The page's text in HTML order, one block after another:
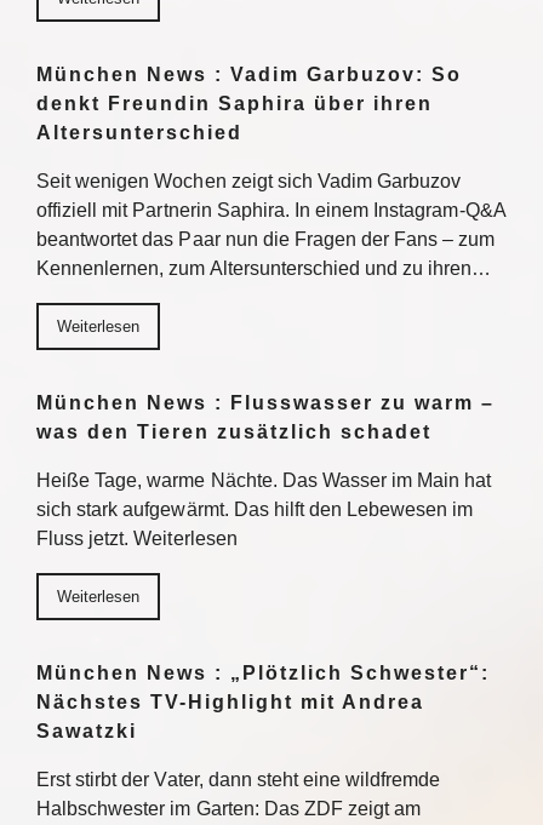
München News : Vadim Garbuzov: So
denkt Freundin Saphira über ihren
Altersunterschied
Seit wenigen Wochen zeigt sich Vadim Garbuzov
offiziell mit Partnerin Saphira. In einem Instagram-Q&A
beantwortet das Paar nun die Fragen der Fans – zum
Kennenlernen, zum Altersunterschied und zu ihren…
Weiterlesen
München News : Flusswasser zu warm –
was den Tieren zusätzlich schadet
Heiße Tage, warme Nächte. Das Wasser im Main hat
sich stark aufgewärmt. Das hilft den Lebewesen im
Fluss jetzt. Weiterlesen
Weiterlesen
München News : „Plötzlich Schwester“:
Nächstes TV-Highlight mit Andrea
Sawatzki
Erst stirbt der Vater, dann steht eine wildfremde
Halbschwester im Garten: Das ZDF zeigt am